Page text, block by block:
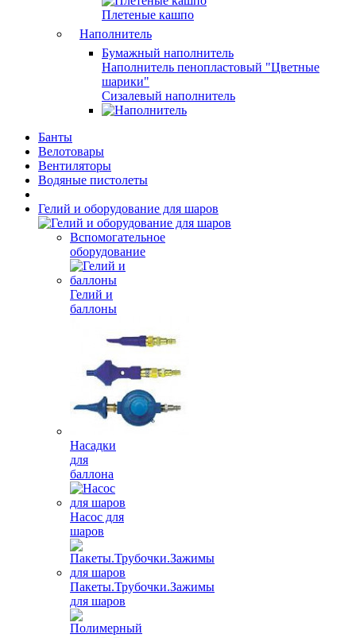
Плетеные кашпо
Наполнитель
Бумажный наполнитель
Наполнитель пенопластовый "Цветные
шарики"
Сизалевый наполнитель
Банты
Велотовары
Вентиляторы
Водяные пистолеты
Гелий и оборудование для шаров
Вспомогательное
оборудование
Гелий и
баллоны
Насадки
для
баллона
Насос для
шаров
Пакеты.Трубочки.Зажимы
для шаров